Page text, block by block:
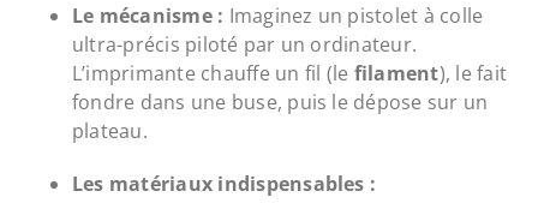
Le mécanisme : Imaginez un pistolet à colle
ultra-précis piloté par un ordinateur.
L’imprimante chauffe un fil (le filament), le fait
fondre dans une buse, puis le dépose sur un
plateau.
Les matériaux indispensables :